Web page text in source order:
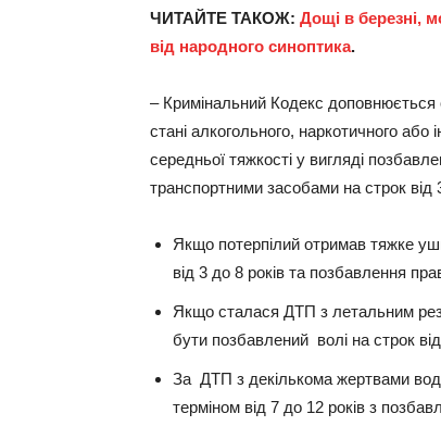
ЧИТАЙТЕ ТАКОЖ: Дощі в березні,
від народного синоптика.
– Кримінальний Кодекс
стані алкогольного, наркотичного або
середньої тяжкості у вигляді
транспортними засобами на строк від
Якщо потерпілий отримав тяжке
від 3 до 8 років та позбавлення
Якщо сталася ДТП з летальним
бути позбавлений волі на строк
За ДТП з декількома жертвами
терміном від 7 до 12 років з